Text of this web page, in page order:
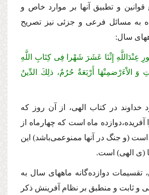
و تطبیق آنها بر موارد خاص و
به مسائل فرعى و جزئى نیز تصریح
سال:
عِنْدَاللَّهِ إِثْنَا عَشَرَ شَهْرا فِى كِتَابِ اللَّهِ
وَ الاْءَرْضمِنْهَا أَرْبَعَةٌ حُرُمٌ، ذلِكَ الدِّینُ
خداوند در كتاب الهى، از آن روز كه
آفریده،دوازده ماه است كه چهارماه از
است (و جنگ در آنها ممنوعمى‌باشد) این
(ى الهى) است.
تقسیمات دوازده‌گانه ماههاى سال به
و ثابت و منطبق بر نظام آفرینش ذكر